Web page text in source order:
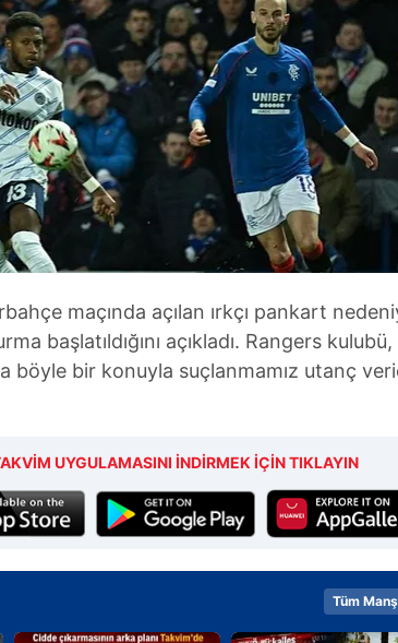
maçında açılan ırkçı pankart
başlatıldığını açıkladı. Rangers kulubü,
böyle bir konuyla suçlanmamız utanç
UYGULAMASINI İNDİRMEK İÇİN TIKLAYIN
Tüm